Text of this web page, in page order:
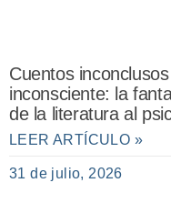
Cuentos
inconsciente: la
de la literatura al
LEER ARTÍCULO »
31 de julio, 2026